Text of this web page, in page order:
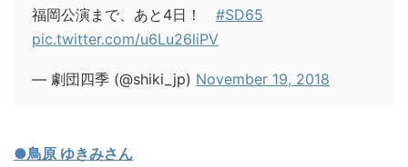
福岡公演まで、あと4日！ #SD65
pic.twitter.com/u6Lu26liPV
— 劇団四季 (@shiki_jp) November 19, 2018
●鳥原 ゆきみさん